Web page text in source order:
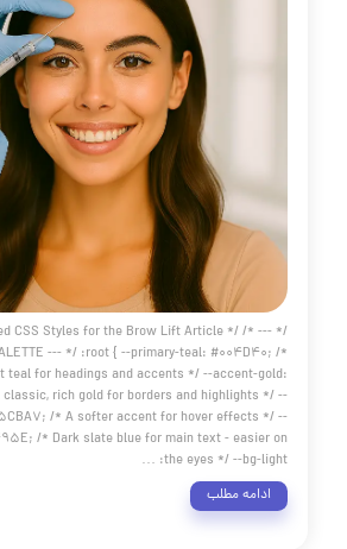
راهی برای بازگرداندن جوانی و شادابی به
اما از تیغ جراحی و دوران نقاهت طولانی هراس
با روشی ایمن، مؤثر و مدرن، سال‌ها جوان‌تر به
شما مثبت است، این مقاله مرجع برای شما
در دنیای پیشرفته امروز، هایفوتراپی (HIFU) به عنوان یکی از
و کارآمدترین روش‌های لیفت صورت و
به جراحی شناخته می‌شود. در این راهنمای جامع
مو دکتر هلن، قصد داریم به طور کامل و عمیق به
که هایفو چیست و چگونه می‌تواند ساعت را
عقب برگرداند.